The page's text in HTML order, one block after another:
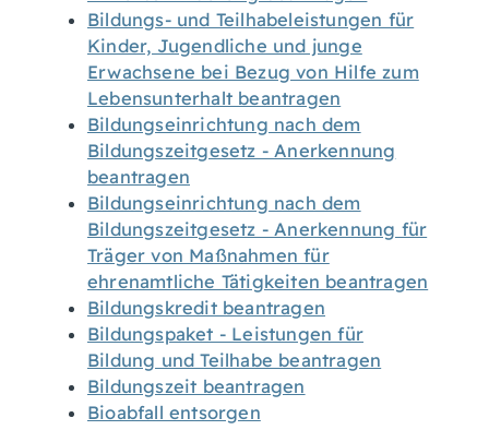
Bildungs- und Teilhabeleistungen für
Kinder, Jugendliche und junge
Erwachsene bei Bezug von Hilfe zum
Lebensunterhalt beantragen
Bildungseinrichtung nach dem
Bildungszeitgesetz - Anerkennung
beantragen
Bildungseinrichtung nach dem
Bildungszeitgesetz - Anerkennung für
Träger von Maßnahmen für
ehrenamtliche Tätigkeiten beantragen
Bildungskredit beantragen
Bildungspaket - Leistungen für
Bildung und Teilhabe beantragen
Bildungszeit beantragen
Bioabfall entsorgen